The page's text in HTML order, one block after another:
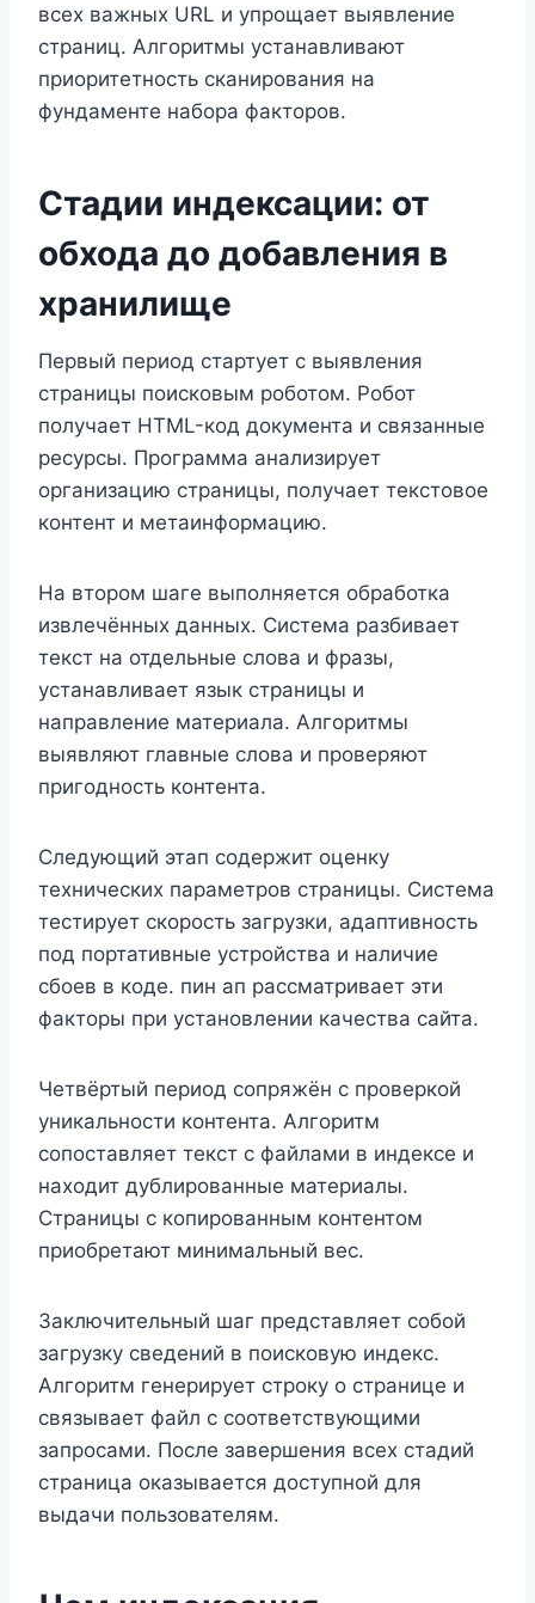
всех важных URL и упрощает выявление
страниц. Алгоритмы устанавливают
приоритетность сканирования на
фундаменте набора факторов.
Стадии индексации: от
обхода до добавления в
хранилище
Первый период стартует с выявления
страницы поисковым роботом. Робот
получает HTML-код документа и связанные
ресурсы. Программа анализирует
организацию страницы, получает текстовое
контент и метаинформацию.
На втором шаге выполняется обработка
извлечённых данных. Система разбивает
текст на отдельные слова и фразы,
устанавливает язык страницы и
направление материала. Алгоритмы
выявляют главные слова и проверяют
пригодность контента.
Следующий этап содержит оценку
технических параметров страницы. Система
тестирует скорость загрузки, адаптивность
под портативные устройства и наличие
сбоев в коде. пин ап рассматривает эти
факторы при установлении качества сайта.
Четвёртый период сопряжён с проверкой
уникальности контента. Алгоритм
сопоставляет текст с файлами в индексе и
находит дублированные материалы.
Страницы с копированным контентом
приобретают минимальный вес.
Заключительный шаг представляет собой
загрузку сведений в поисковую индекс.
Алгоритм генерирует строку о странице и
связывает файл с соответствующими
запросами. После завершения всех стадий
страница оказывается доступной для
выдачи пользователям.